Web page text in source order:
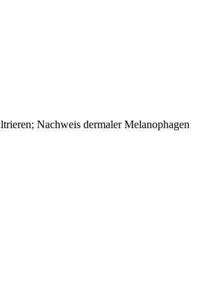
Nachweis dermaler Melanophagen